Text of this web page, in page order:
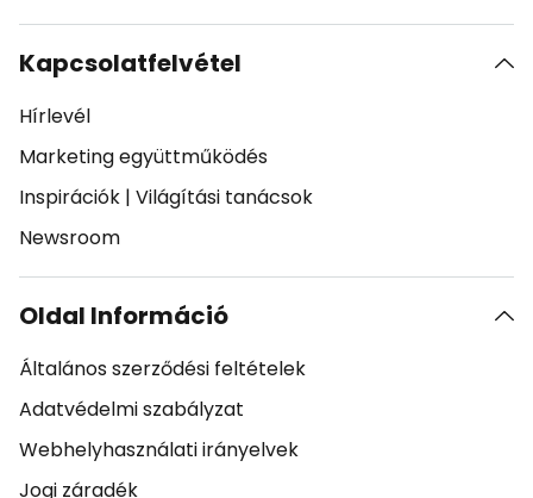
Kapcsolatfelvétel
Hírlevél
Marketing együttműködés
Inspirációk | Világítási tanácsok
Newsroom
Oldal Információ
Általános szerződési feltételek
Adatvédelmi szabályzat
Webhelyhasználati irányelvek
Jogi záradék